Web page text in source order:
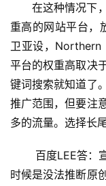
在这种情况下
重高的网站平台，
卫亚设，Northern
平台的权重高取决
键词搜索就知道了
推广范围，但要注
多的流量。选择长
时候是没法推断原